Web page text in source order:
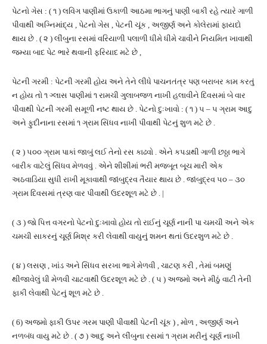
પેટનો ગેસ : ( ૧ ) લવિંગ પાણીમાં ઉકાળી આઠમા ભાગનું પાણી બાકી રહે ત્યારે ગાળી
પીવાથી અગ્નિમાંદ્ય , પેટનો ગેસ , પેટની ચૂંક , અજીર્ણ અને કોલેરામાં ફાયદો
થાય છે . ( ૨ ) લીંબુના રસમાં વરિયાળી પલાળી ધીમે ધીમે ચાવીને નિયમિત ખાવાથી
જમ્યા બાદ પેટ ભારે થવાની ફરિયાદ મટે છે ,
પેટની ગરમી : પેટની ગરમી હોય અને તેને લીધે પાચનતંત્ર પણ બરાબર કામ કરતું
ન હોય તો ૧ ગ્લાસ પાણીમાં ૧ રામચી ગુલાબજળ નાખી હલાવીને દિવસમાં બે વાર
પીવાથી પેટની ગરમી સમૂળી નષ્ટ થાય છે . પેટનો દુઃખાવો : ( ૧ ) ૫ – ૫ ગ્રામ આદુ
અને ફુદીનાના રસમાં ૧ ગ્રામ સિંધવ નાખી પીવાથી પેટનું શુળ મટે છે .
( ૨ ) ૫૦૦ ગ્રામ પાકાં જાબું લઈ તેનો રસ કાઢવો . એને કપડાથી ગાળી છઠ્ઠા ભાગે
બારીક વાટેલું સિંધવ મેળવવું . એને શીશીમાં ભરી મજબૂત બૂચ મારી એક
અઠવાડિયા સુધી રાખી મૂકાવાથી જાંબુદ્રવ તૈયાર થાય છે . જાંબુદ્રવ ૫૦ – ૩૦
ગ્રામ દિવસમાં ત્રણ વાર પીવાથી ઉદરશૂળ મટે છે . |
( ૩ ) જો પિત્ત વગરનો પેટનો દુઃખાવો હોય તો રાઈનું ચૂર્ણ નાની પા ચમચી અને એક
ચમચી સાકરનું ચૂર્ણ મિશ્ર કરી લેવાથી વાયુનું શમન થતાં ઉદરશુળ મટે છે .
( ૪ ) લસણ , ખાંડ અને સિંધવ સરખા ભાગે મેળવી , ચાટણ કરી , તેમાં બમણું
થીજાવેલું ઘી મેળવી ચાટવાથી ઉદરશૂળ મટે છે . ( ૫ ) અજમો અને મીઠું વાટી તેની
ફાકી લેવાથી પેટનું શૂળ મટે છે .
( 6) અજમો ફાકી ઉપર ગરમ પાણી પીવાથી પેટની ચૂંક ) , મોળ , અજીર્ણ અને
નળબંધ વાયુ મટે છે . ( ૭ ) આદુ અને લીંબુના રસમાં ૧ ગ્રામ મરીનું ચૂર્ણ નાખી